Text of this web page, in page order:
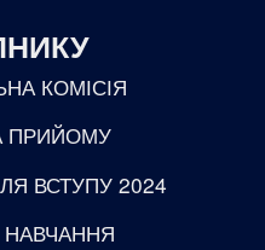
КОМІСІЯ
ПРИЙОМУ
ВСТУПУ 2024
НАВЧАННЯ